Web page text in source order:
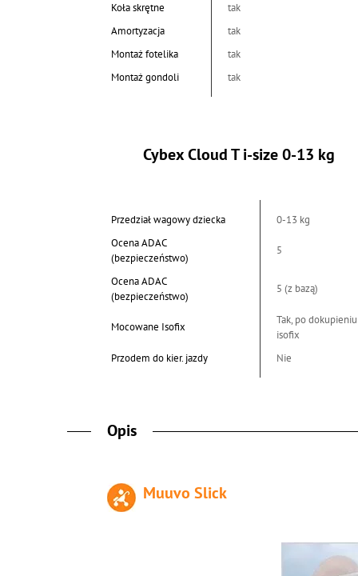
Koła skrętne
tak
Amortyzacja
tak
Montaż fotelika
tak
Montaż gondoli
tak
Cybex Cloud T i-size 0-13 kg
Przedział wagowy dziecka
0-13 kg
Ocena ADAC
(bezpieczeństwo)
5
Ocena ADAC
(bezpieczeństwo)
5 (z bazą)
Mocowane Isofix
Tak, po
isofix
Przodem do kier. jazdy
Nie
Opis
Muuvo Slick